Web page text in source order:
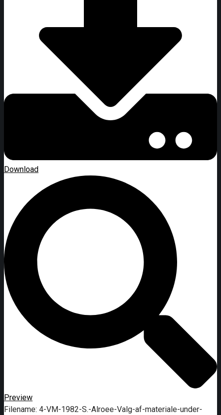
Download
Preview
Filename: 4-VM-1982-S.-Alroee-Valg-af-materiale-under-